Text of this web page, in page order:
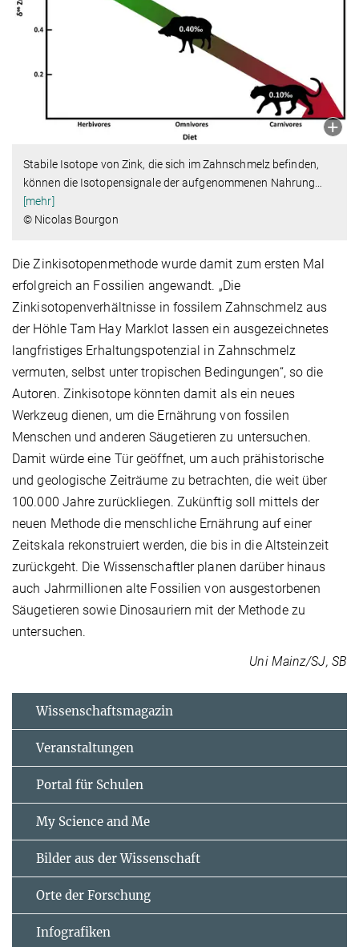
Stabile Isotope von Zink, die sich im Zahnschmelz befinden,
können die Isotopensignale der aufgenommenen Nahrung
[mehr]
© Nicolas Bourgon
Die Zinkisotopenmethode wurde damit zum ersten Mal
erfolgreich an Fossilien angewandt. „Die
Zinkisotopenverhältnisse in fossilem Zahnschmelz aus
der Höhle Tam Hay Marklot lassen ein ausgezeichnetes
langfristiges Erhaltungspotenzial in Zahnschmelz
vermuten, selbst unter tropischen Bedingungen“, so die
Autoren. Zinkisotope könnten damit als ein neues
Werkzeug dienen, um die Ernährung von fossilen
Menschen und anderen Säugetieren zu untersuchen.
Damit würde eine Tür geöffnet, um auch prähistorische
und geologische Zeiträume zu betrachten, die weit über
100.000 Jahre zurückliegen. Zukünftig soll mittels der
neuen Methode die menschliche Ernährung auf einer
Zeitskala rekonstruiert werden, die bis in die Altsteinzeit
zurückgeht. Die Wissenschaftler planen darüber hinaus
auch Jahrmillionen alte Fossilien von ausgestorbenen
Säugetieren sowie Dinosauriern mit der Methode zu
untersuchen.
Uni Mainz/SJ, SB
Wissenschaftsmagazin
Veranstaltungen
Portal für Schulen
My Science and Me
Bilder aus der Wissenschaft
Orte der Forschung
Infografiken